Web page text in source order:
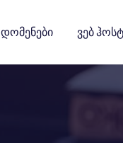
Დომენები Ვებ